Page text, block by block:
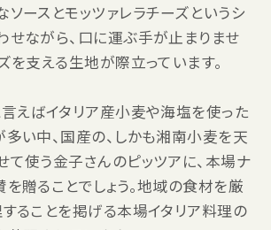
ースとモッツァレラチーズというシ
せながら、口に運ぶ手が止まりませ
を支える生地が際立っています。
えばイタリア産小麦や海塩を使った
い中、国産の、しかも湘南小麦を天
使う金子さんのピッツアに、本場ナ
贈ることでしょう。地域の食材を厳
ることを掲げる本場イタリア料理の